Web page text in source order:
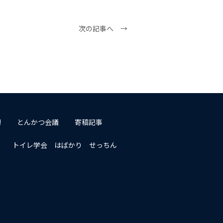
次の記事へ →
とんかつ会議 寄稿記事
トイレ学会 はばかり せっちん